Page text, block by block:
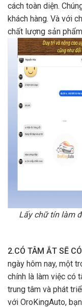
cách toàn diện.
khách hàng. Và với
chất lượng sản
Lấy chữ tín làm
2.CÓ TÂM ẮT SẼ
ngày hôm nay, một
chính là làm việc có
trung tâm và phát
với OroKingAuto,